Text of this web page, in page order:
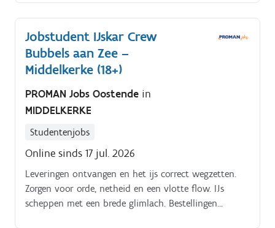
een ‘wow’-ervaring in entertainment en ontspanning!
Ons veelzijdige etablissement is niet zomaar
een casino; het is ook een bruisende oase van
entertainment en culinaire verwennerij.
Jobstudent IJskar Crew
Bubbels aan Zee –
Middelkerke (18+)
PROMAN Jobs Oostende in
MIDDELKERKE
Studentenjobs
Online sinds 17 jul. 2026
Leveringen ontvangen en het ijs correct wegzetten.
Zorgen voor orde, netheid en een vlotte flow. IJs
scheppen met een brede glimlach. Bestellingen